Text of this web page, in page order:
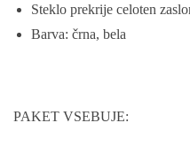
Steklo prekrije celoten
Barva: črna, bela
PAKET VSEBUJE: